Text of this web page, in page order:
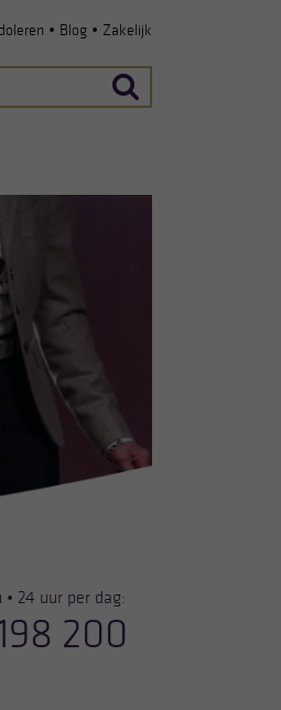
• Blog • Zakelijk
24 uur per dag:
200